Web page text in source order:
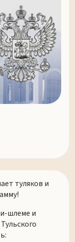
туляков и
шлеме и